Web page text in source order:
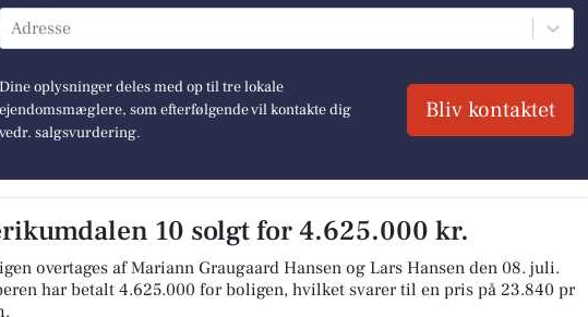
Adresse
Dine oplysninger deles med op til tre lokale
ejendomsmæglere, som efterfølgende vil kontakte dig
vedr. salgsvurdering.
Bliv kontaktet
10 solgt for 4.625.000 kr.
overtages af Mariann Graugaard Hansen og Lars Hansen den 08. juli.
har betalt 4.625.000 for boligen, hvilket svarer til en pris på 23.840 pr